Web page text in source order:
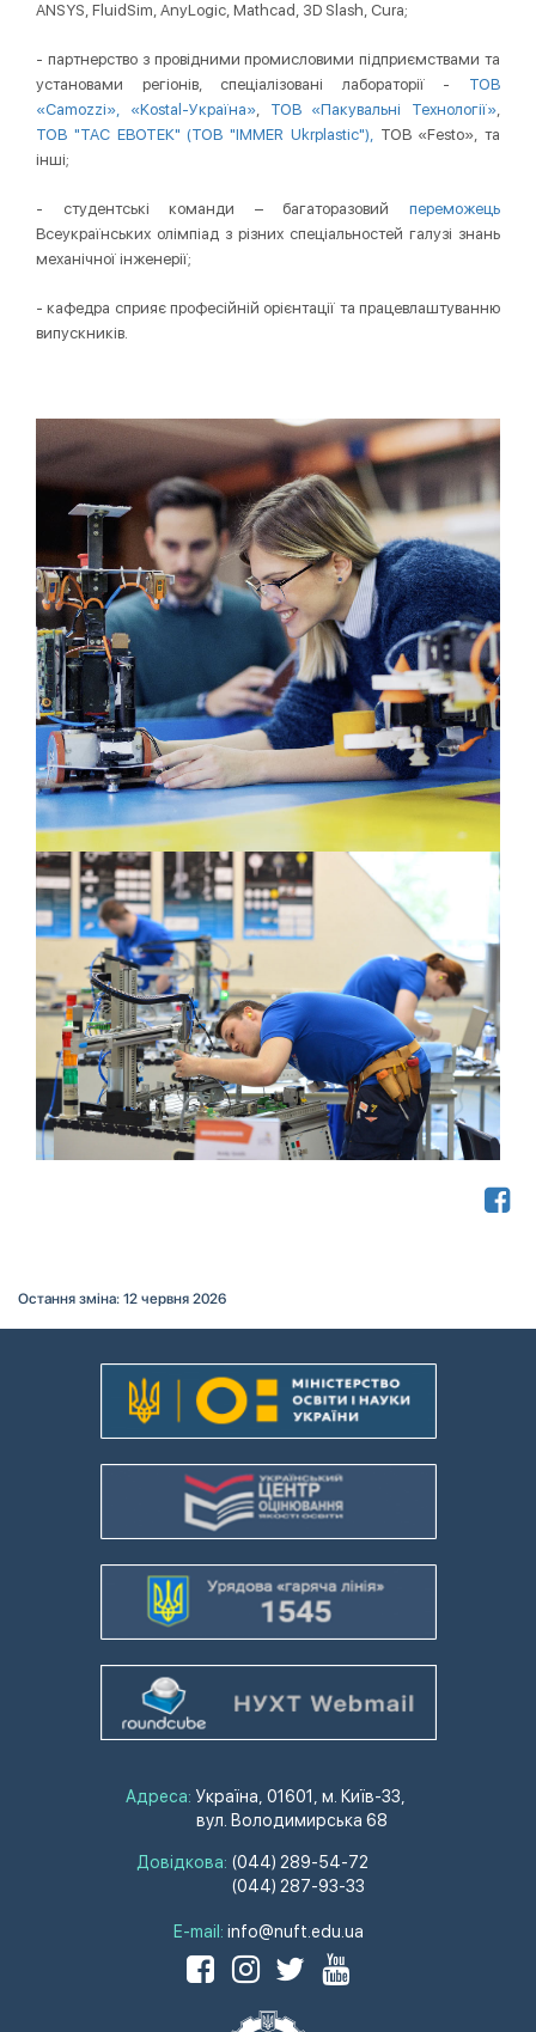
ANSYS, FluidSim, AnyLogic, Mathcad, 3D Slash, Cura;
- партнерство з провідними промисловими підприємствами та
установами регіонів, спеціалізовані лабораторії - ТОВ
«Camozzi»,
«Kostal-Україна», ТОВ «Пакувальні Технології»,
ТОВ "ТАС ЕВОТЕК" (ТОВ "IMMER Ukrplastic"),ТОВ «Festo», та
інші;
- студентські команди – багаторазовий переможець
Всеукраїнських олімпіад з різних спеціальностей галузі знань
механічної інженерії;
- кафедра сприяє професійній орієнтації та працевлаштуванню
випускників.
Остання зміна: 12 червня 2026
Адреса: Україна, 01601, м. Київ-33,
вул. Володимирська 68
Довідкова: (044) 289-54-72
(044) 287-93-33
E-mail: info@nuft.edu.ua